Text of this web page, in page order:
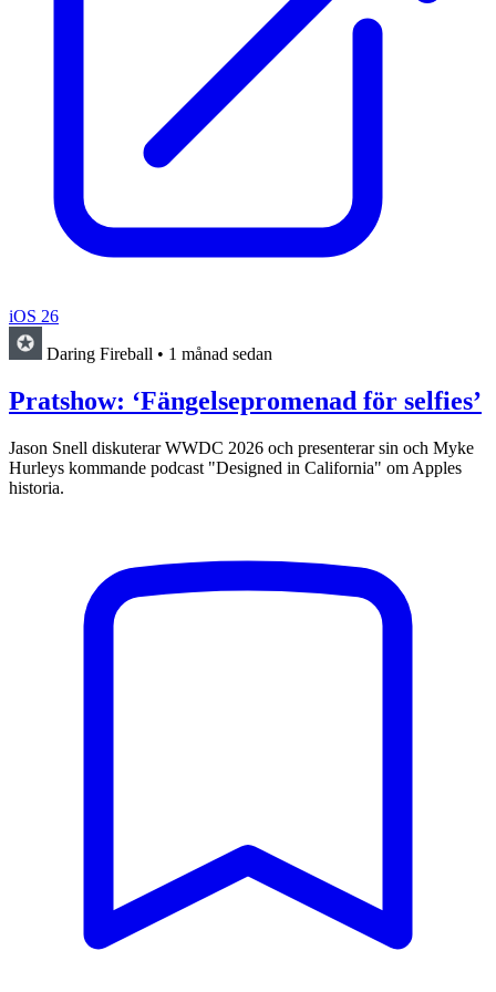
iOS 26
Daring Fireball • 1 månad sedan
Pratshow: ‘Fängelsepromenad för selfies’
Jason Snell diskuterar WWDC 2026 och presenterar sin och Myke
Hurleys kommande podcast "Designed in California" om Apples
historia.